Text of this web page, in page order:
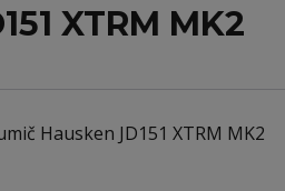
XTRM MK2